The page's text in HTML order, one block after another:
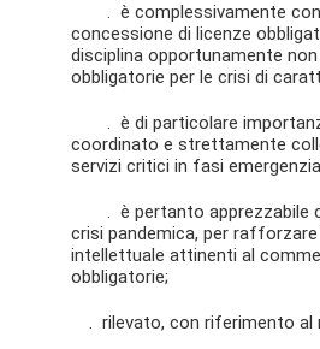
. è complessivamente
concessione di licenze
disciplina opportunamente
obbligatorie per le crisi di
. è di particolare
coordinato e strettamente
servizi critici in fasi
. è pertanto apprezzabile
crisi pandemica, per
intellettuale attinenti al
obbligatorie;
. rilevato, con riferimento al